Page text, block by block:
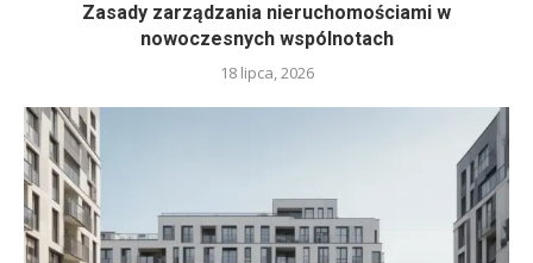
Zasady zarządzania nieruchomościami w
nowoczesnych wspólnotach
18 lipca, 2026